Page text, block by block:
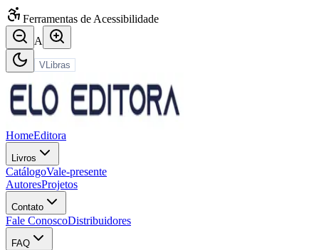
Ferramentas de Acessibilidade
A
VLibras
HomeEditora
Livros
CatálogoVale-presente
AutoresProjetos
Contato
Fale ConoscoDistribuidores
FAQ